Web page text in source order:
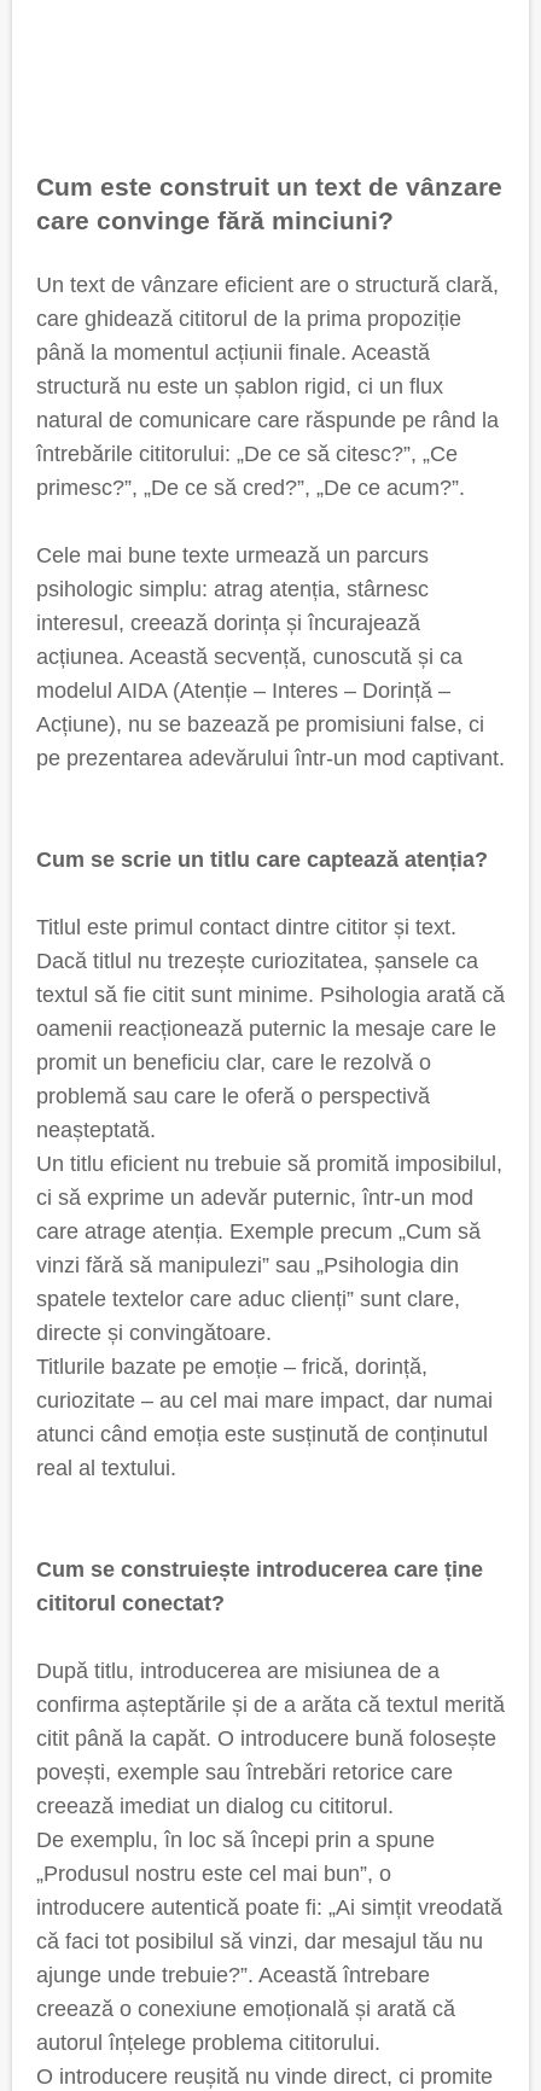
Cum este construit un text de vânzare
care convinge fără minciuni?
Un text de vânzare eficient are o structură clară,
care ghidează cititorul de la prima propoziție
până la momentul acțiunii finale. Această
structură nu este un șablon rigid, ci un flux
natural de comunicare care răspunde pe rând la
întrebările cititorului: „De ce să citesc?”, „Ce
primesc?”, „De ce să cred?”, „De ce acum?”.
Cele mai bune texte urmează un parcurs
psihologic simplu: atrag atenția, stârnesc
interesul, creează dorința și încurajează
acțiunea. Această secvență, cunoscută și ca
modelul AIDA (Atenție – Interes – Dorință –
Acțiune), nu se bazează pe promisiuni false, ci
pe prezentarea adevărului într-un mod captivant.
Cum se scrie un titlu care captează atenția?
Titlul este primul contact dintre cititor și text.
Dacă titlul nu trezește curiozitatea, șansele ca
textul să fie citit sunt minime. Psihologia arată că
oamenii reacționează puternic la mesaje care le
promit un beneficiu clar, care le rezolvă o
problemă sau care le oferă o perspectivă
neașteptată.
Un titlu eficient nu trebuie să promită imposibilul,
ci să exprime un adevăr puternic, într-un mod
care atrage atenția. Exemple precum „Cum să
vinzi fără să manipulezi” sau „Psihologia din
spatele textelor care aduc clienți” sunt clare,
directe și convingătoare.
Titlurile bazate pe emoție – frică, dorință,
curiozitate – au cel mai mare impact, dar numai
atunci când emoția este susținută de conținutul
real al textului.
Cum se construiește introducerea care ține
cititorul conectat?
După titlu, introducerea are misiunea de a
confirma așteptările și de a arăta că textul merită
citit până la capăt. O introducere bună folosește
povești, exemple sau întrebări retorice care
creează imediat un dialog cu cititorul.
De exemplu, în loc să începi prin a spune
„Produsul nostru este cel mai bun”, o
introducere autentică poate fi: „Ai simțit vreodată
că faci tot posibilul să vinzi, dar mesajul tău nu
ajunge unde trebuie?”. Această întrebare
creează o conexiune emoțională și arată că
autorul înțelege problema cititorului.
O introducere reușită nu vinde direct, ci promite